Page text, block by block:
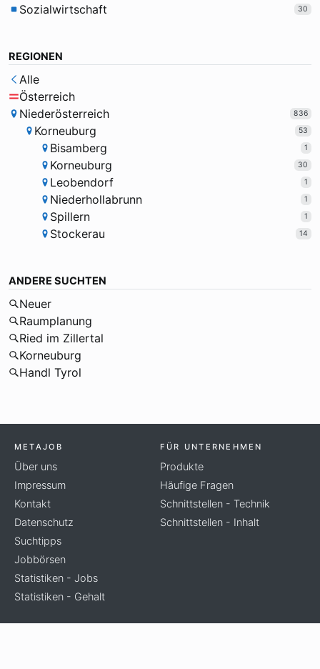
Sozialwirtschaft 30
REGIONEN
Alle
Österreich
Niederösterreich
836
Korneuburg 53
Bisamberg 1
Korneuburg 30
Leobendorf 1
Niederhollabrunn 1
Spillern 1
Stockerau 14
ANDERE SUCHTEN
Neuer
Raumplanung
Ried im Zillertal
Korneuburg
Handl Tyrol
METAJOB
Über uns
Impressum
Kontakt
Datenschutz
Suchtipps
Jobbörsen
Statistiken - Jobs
Statistiken - Gehalt
FÜR UNTERNEHMEN
Produkte
Häufige Fragen
Schnittstellen - Technik
Schnittstellen - Inhalt